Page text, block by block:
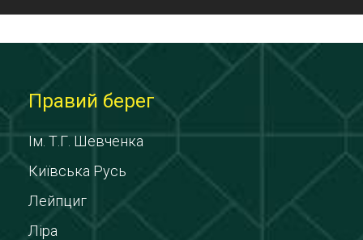
Правий берег
Ім. Т.Г. Шевченка
Київська Русь
Лейпциг
Ліра